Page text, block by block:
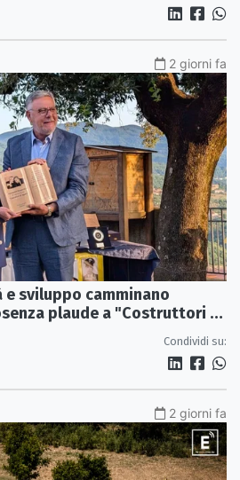
2 giorni fa
sviluppo camminano
plaude a "Costruttori di
Condividi su:
2 giorni fa